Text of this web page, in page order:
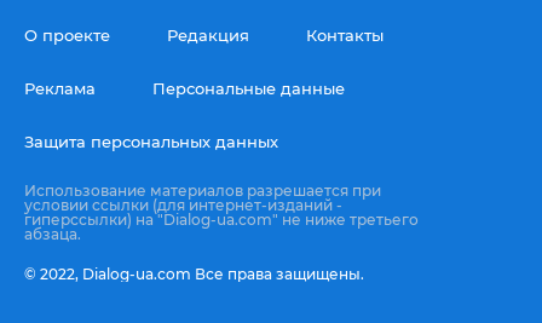
О проекте Редакция Контакты
Реклама Персональные данные
Защита персональных данных
Использование материалов разрешается при
условии ссылки (для интернет-изданий -
гиперссылки) на "Dialog-ua.com" не ниже третьего
абзаца.
© 2022, Dialog-ua.сom Все права защищены.